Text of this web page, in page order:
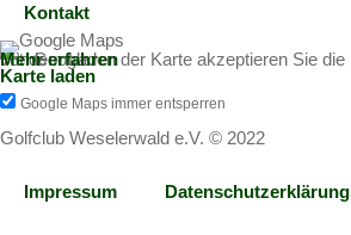
Kontakt
Mit dem Laden der Karte akzeptieren Sie die Datenschutzerklärung von Google.
Mehr erfahren
Karte laden
Google Maps immer entsperren
Golfclub Weselerwald e.V. © 2022
Impressum Datenschutzerklärung